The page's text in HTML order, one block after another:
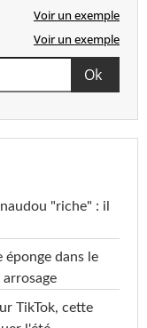
Voir un exemple
Voir un exemple
"riche" : il
dans le
TikTok, cette